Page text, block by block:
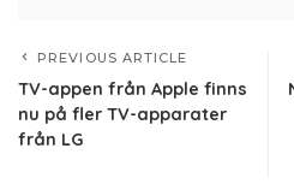
PREVIOUS ARTICLE
TV-appen från Apple finns
nu på fler TV-apparater
från LG